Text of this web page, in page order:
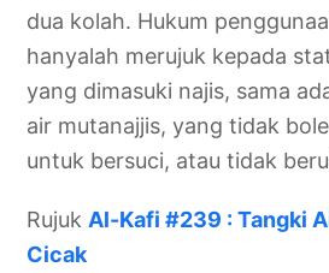
dua kolah. Hukum
hanyalah merujuk kepada
yang dimasuki najis, sama
air mutanajjis, yang tidak
untuk bersuci, atau tidak
Rujuk Al-Kafi #239 : Tangki
Cicak